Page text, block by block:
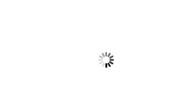
Оптимальный вариант лечения в